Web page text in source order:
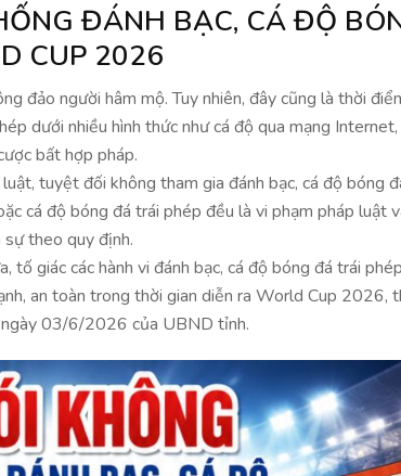
ĐÁNH BẠC, CÁ ĐỘ
CUP 2026
đảo người hâm mộ. Tuy nhiên, đây cũng là thời
dưới nhiều hình thức như cá độ qua mạng
bất hợp pháp.
tuyệt đối không tham gia đánh bạc, cá độ bóng
cá độ bóng đá trái phép đều là vi phạm pháp luật
sự theo quy định.
tố giác các hành vi đánh bạc, cá độ bóng đá trái
an toàn trong thời gian diễn ra World Cup 2026,
03/6/2026 của UBND tỉnh.